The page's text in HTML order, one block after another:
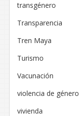
transgénero
Transparencia
Tren Maya
Turismo
Vacunación
violencia de género
vivienda